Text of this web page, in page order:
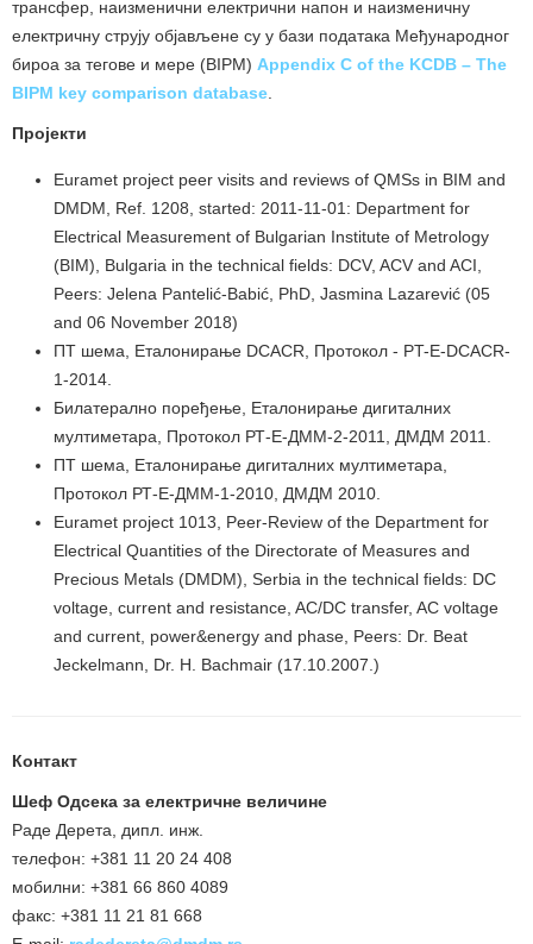
трансфер, наизменични електрични напон и наизменичну
електричну струју објављене су у бази података Међународног
бироа за тегове и мере (BIPM) Appendix C of the KCDB – The
BIPM key comparison database
Пројекти
Euramet project peer visits and reviews of QMSs in BIM and
DMDM, Ref. 1208, started: 2011-11-01: Department for
Electrical Measurement of Bulgarian Institute of Metrology
(BIM), Bulgaria in the technical fields: DCV, ACV and ACI,
Peers: Jelena Pantelić-Babić, PhD, Jasmina Lazarević (05
and 06 November 2018)
ПТ шема, Еталонирање DCACR, Протокол - PT-Е-DCACR-
1-2014.
Билатерално поређење, Еталонирање дигиталних
мултиметара, Протокол РТ-Е-ДММ-2-2011, ДМДМ 2011.
ПТ шема, Еталонирање дигиталних мултиметара,
Протокол РТ-Е-ДММ-1-2010, ДМДМ 2010.
Euramet project 1013, Peer-Review of the Department for
Electrical Quantities of the Directorate of Measures and
Precious Metals (DMDM), Serbia in the technical fields: DC
voltage, current and resistance, AC/DC transfer, AC voltage
and current, power&energy and phase, Peers: Dr. Beat
Jeckelmann, Dr. H. Bachmair (17.10.2007.)
Контакт
Шеф Одсека за електричне величине
Раде Дерета, дипл. инж.
телефон: +381 11 20 24 408
мобилни: +381 66 860 4089
факс: +381 11 21 81 668